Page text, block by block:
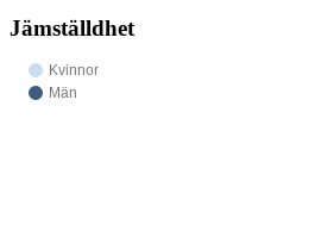
Jämställdhet